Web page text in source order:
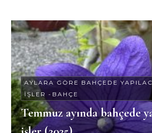
AYLARA GÖRE BAHÇEDE
İŞLER - BAHÇE
Temmuz ayında bahçede